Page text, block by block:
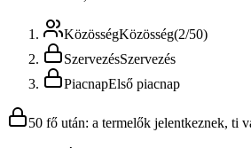
KözösségKözösség(2/50)
SzervezésSzervezés
PiacnapElső piacnap
50 fő után: a termelők jelentkeznek, ti